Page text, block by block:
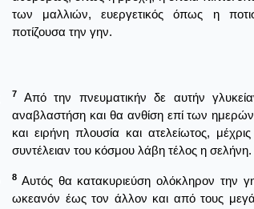
των μαλλιών, ευεργετικός όπως η
ποτίζουσα την γην.
7
Από την πνευματικήν δε αυτήν
αναβλαστήση και θα ανθίση επί των ημερών
και ειρήνη πλουσία και ατελείωτος,
συντέλειαν του κόσμου λάβη τέλος η σελήνη.
8 Αυτός θα κατακυριεύση ολόκληρον την
ωκεανόν έως τον άλλον και από τους